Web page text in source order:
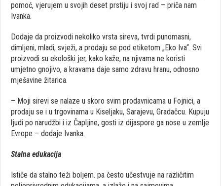
pomoć, vjerujem u svojih deset prstiju i svoj rad – priča nam
Ivanka.
Dodaje da proizvodi nekoliko vrsta sireva, tvrdi punomasni,
dimljeni, mladi, svježi, a prodaju se pod etiketom „Eko Iva“. Svi
proizvodi su ekološki jer, kako kaže, na njivama ne koristi
umjetno gnojivo, a kravama daje samo zdravu hranu, odnosno
mješavine žitarica.
– Moji sirevi se nalaze u skoro svim prodavnicama u Fojnici, a
prodaju se i u trgovinama u Kiseljaku, Sarajevu, Gradačcu. Kupuju
ljudi po narudžbi i iz Čapljine, gosti iz dijaspore ga nose u zemlje
Evrope – dodaje Ivanka.
Stalna edukacija
Ističe da stalno teži boljem. pa često učestvuje na različitim